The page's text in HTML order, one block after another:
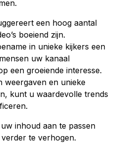
een hoog aantal
boeiend zijn.
in unieke kijkers een
uw kanaal
een groeiende interesse.
weergaven en unieke
kunt u waardevolle trends
inhoud aan te passen
te verhogen.